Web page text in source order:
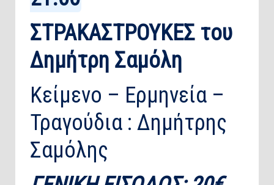
ΣΤΡΑΚΑΣΤΡΟΥΚΕΣ του
Δημήτρη Σαμόλη
Κείμενο – Ερμηνεία –
Τραγούδια : Δημήτρης
Σαμόλης